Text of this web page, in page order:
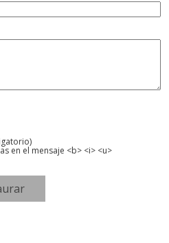
en el mensaje <b> <i> <u>